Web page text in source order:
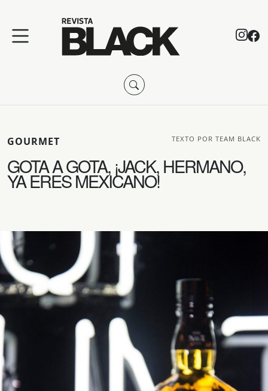
GOURMET TEXTO POR TEAM BLACK
GOTA A GOTA, ¡JACK, HERMANO,
YA ERES MEXICANO!